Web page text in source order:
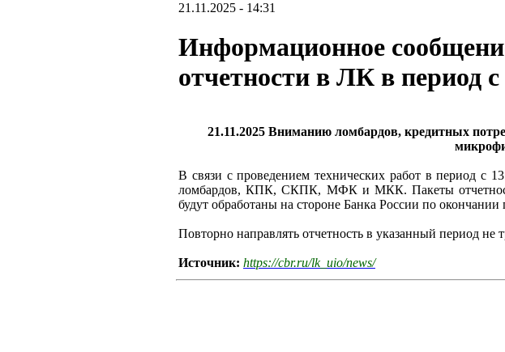
21.11.2025 - 14:31
Информационное
отчетности в ЛК в период
21.11.2025 Вниманию ломбардов, кредитных
В связи с проведением технических работ в период с
ломбардов, КПК, СКПК, МФК и МКК. Пакеты
будут обработаны на стороне Банка России по окончании
Повторно направлять отчетность в указанный период
Источник: https://cbr.ru/lk_uio/news/